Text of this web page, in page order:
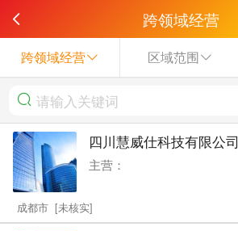
跨领域经营
跨领域经营 区域范围
四川慧威仕科技有限公司
主营：
成都市 [未核实]